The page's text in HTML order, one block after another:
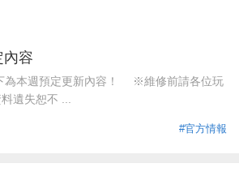
內容
本週預定更新內容！ ※維修前請各位玩
遺失恕不 ...
#官方情報